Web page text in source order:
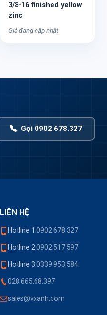
3/8-16 finished yellow
zinc
Giá đang cập nhật
Gọi 0902.678.327
LIÊN HỆ
Hotline 1:0902.678.327
Hotline 2:0902.517.597
Hotline 3:0339.953.584
028.665.68.397
sales@vxanh.com